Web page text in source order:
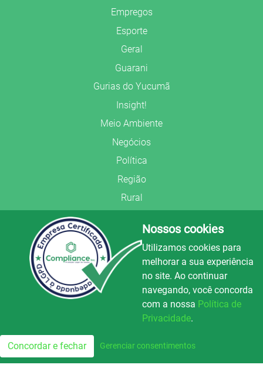
Empregos
Esporte
Geral
Guarani
Gurias do Yucumã
Insight!
Meio Ambiente
Negócios
Política
Região
Rural
Segurança Pública
União Frederiquense
© Copyright 2022.LA+.
Todos os direitos reservados.
100.3
FM
Nossos cookies
Utilizamos cookies para
melhorar a sua experiência
no site. Ao continuar
navegando, você concorda
com a nossa Política de
Privacidade.
Concordar e fechar Gerenciar consentimentos